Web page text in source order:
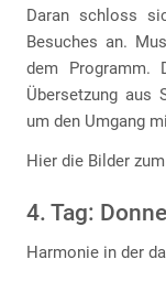
Daran schloss
Besuches an.
dem Programm.
Übersetzung aus
um den Umgang
Hier die Bilder
4. Tag:
Harmonie in der